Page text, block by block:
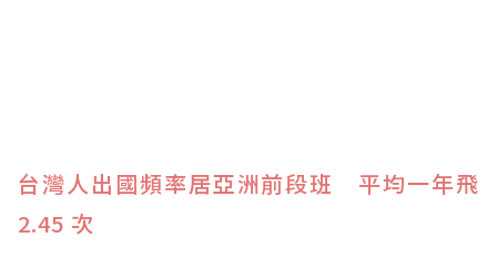
台灣人出國頻率居亞洲前段班 平均一年飛
2.45 次